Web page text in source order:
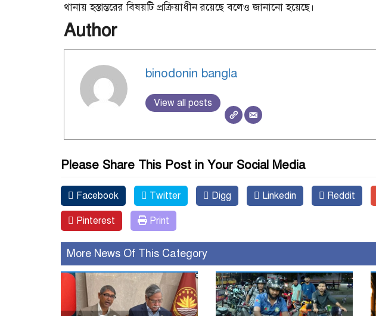
থানায় হস্তান্তরের বিষয়টি প্রক্রিয়াধীন রয়েছে বলেও জানানো হয়েছে।
Author
binodonin bangla
View all posts
Please Share This Post in Your Social Media
Facebook Twitter Digg Linkedin Reddit
Pinterest Print
More News Of This Category